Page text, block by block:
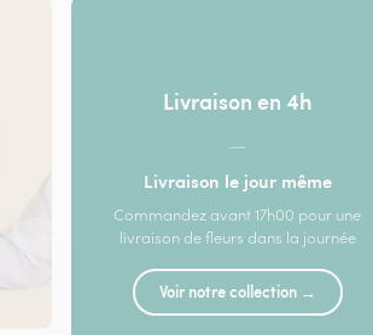
Livraison en 4h
—
Livraison le jour même
Commandez avant 17h00 pour une
livraison de fleurs dans la journée
Voir notre collection →